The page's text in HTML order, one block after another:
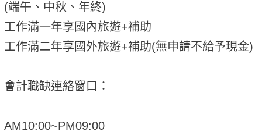
(端午、中秋、年終)
工作滿一年享國內旅遊+補助
工作滿二年享國外旅遊+補助(無申請不給予現金)
會計職缺連絡窗口：
AM10:00~PM09:00